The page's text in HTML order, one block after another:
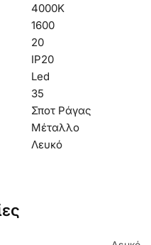
4000K
1600
20
IP20
Led
35
Σποτ Ράγας
Μέταλλο
Λευκό